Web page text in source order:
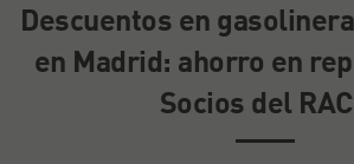
Descuentos en
en Madrid: ahorro en
Socios del